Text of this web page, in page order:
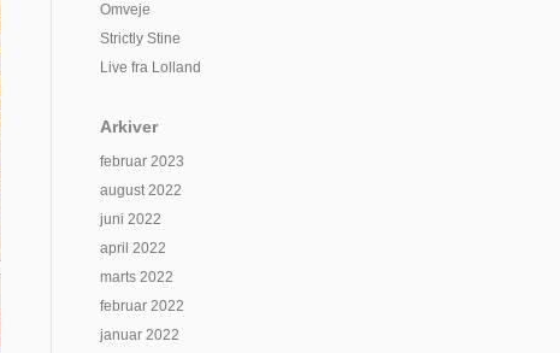
Omveje
Strictly Stine
Live fra Lolland
Arkiver
februar 2023
august 2022
juni 2022
april 2022
marts 2022
februar 2022
januar 2022